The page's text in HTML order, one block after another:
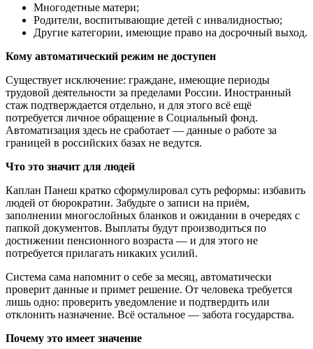
Многодетные матери;
Родители, воспитывающие детей с инвалидностью;
Другие категории, имеющие право на досрочный выход.
Кому автоматический режим не доступен
Существует исключение: граждане, имеющие периоды
трудовой деятельности за пределами России. Иностранный
стаж подтверждается отдельно, и для этого всё ещё
потребуется личное обращение в Социальный фонд.
Автоматизация здесь не сработает — данные о работе за
границей в российских базах не ведутся.
Что это значит для людей
Каплан Панеш кратко сформулировал суть реформы: избавить
людей от бюрократии. Забудьте о записи на приём,
заполнении многослойных бланков и ожидании в очередях с
папкой документов. Выплаты будут производиться по
достижении пенсионного возраста — и для этого не
потребуется прилагать никаких усилий.
Система сама напомнит о себе за месяц, автоматически
проверит данные и примет решение. От человека требуется
лишь одно: проверить уведомление и подтвердить или
отклонить назначение. Всё остальное — забота государства.
Почему это имеет значение